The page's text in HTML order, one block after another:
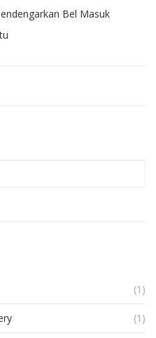
Bel Masuk
(1)
(1)